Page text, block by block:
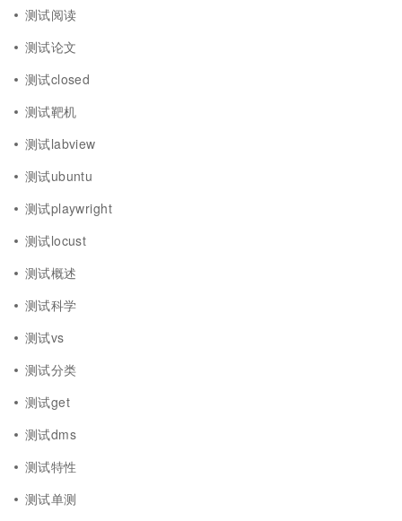
测试阅读
测试论文
测试closed
测试靶机
测试labview
测试ubuntu
测试playwright
测试locust
测试概述
测试科学
测试vs
测试分类
测试get
测试dms
测试特性
测试单测